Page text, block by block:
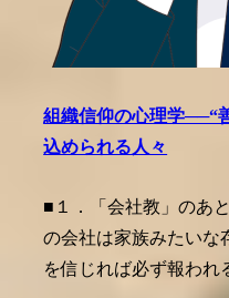
組織信仰の心理学──“
込められる人々
■１．「会社教」のあ
の会社は家族みたいな
を信じれば必ず報わ